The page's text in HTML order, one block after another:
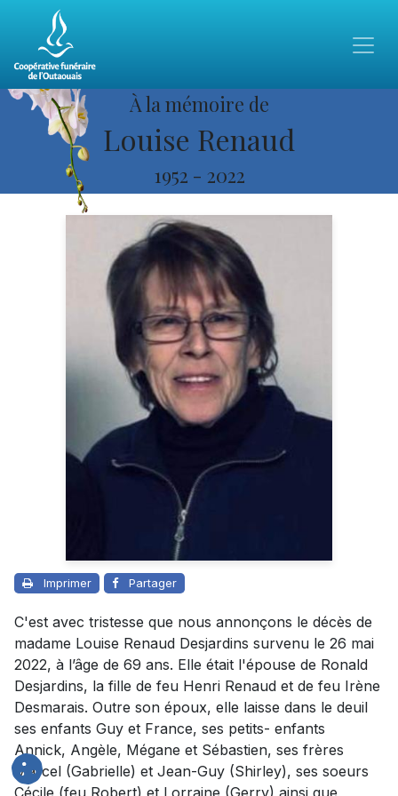
À la mémoire de
Louise Renaud
1952 - 2022
Imprimer Partager
C'est avec tristesse que nous annonçons le décès de
madame Louise Renaud Desjardins survenu le 26 mai
2022, à l’âge de 69 ans. Elle était l'épouse de Ronald
Desjardins, la fille de feu Henri Renaud et de feu Irène
Desmarais. Outre son époux, elle laisse dans le deuil
ses enfants Guy et France, ses petits- enfants
Annick, Angèle, Mégane et Sébastien, ses frères
Marcel (Gabrielle) et Jean-Guy (Shirley), ses soeurs